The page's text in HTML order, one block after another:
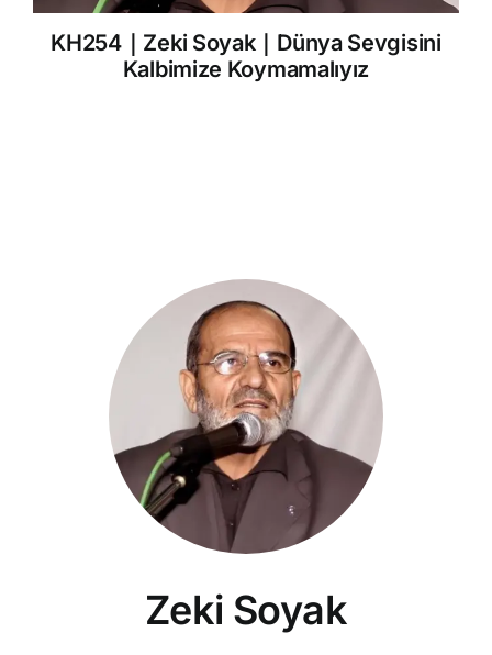
KH254｜Zeki Soyak｜Dünya Sevgisini
Kalbimize Koymamalıyız
Zeki Soyak